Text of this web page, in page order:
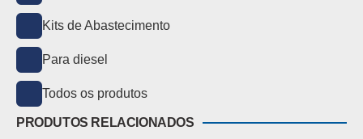
Kits de Abastecimento
Para diesel
Todos os produtos
PRODUTOS RELACIONADOS